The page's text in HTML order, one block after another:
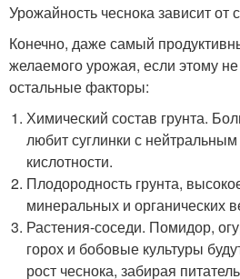
Урожайность чеснока зависит от
Конечно, даже самый
желаемого урожая, если этому не
остальные факторы:
Химический состав грунта.
любит суглинки с
кислотности.
Плодородность грунта,
минеральных и органических
Растения-соседи. Помидор,
горох и бобовые культуры
рост чеснока, забирая